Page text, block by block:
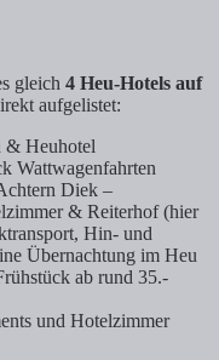
gleich 4 Heu-Hotels auf
aufgelistet:
& Heuhotel
Wattwagenfahrten
Diek –
& Reiterhof (hier
Hin- und
Übernachtung im Heu
ab rund 35.-
und Hotelzimmer